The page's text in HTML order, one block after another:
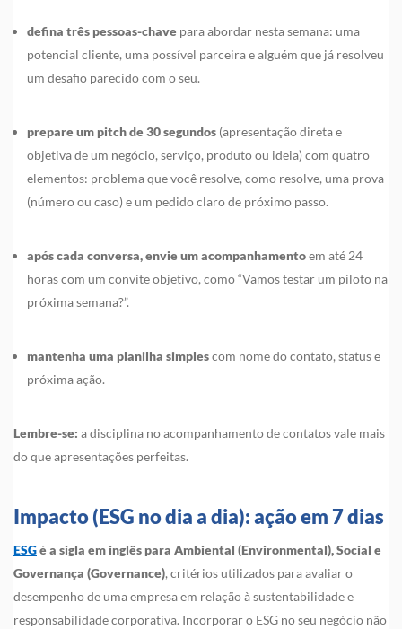
defina três pessoas-chave para abordar nesta semana: uma
potencial cliente, uma possível parceira e alguém que já resolveu
um desafio parecido com o seu.
prepare um pitch de 30 segundos (apresentação direta e
objetiva de um negócio, serviço, produto ou ideia) com quatro
elementos: problema que você resolve, como resolve, uma prova
(número ou caso) e um pedido claro de próximo passo.
após cada conversa, envie um acompanhamentoem até 24
horas com um convite objetivo, como “Vamos testar um piloto na
próxima semana?”.
mantenha uma planilha simplescom nome do contato, status e
próxima ação.
Lembre-se: a disciplina no acompanhamento de contatos vale mais
do que apresentações perfeitas.
Impacto (ESG no dia a dia): ação em 7 dias
ESGé a sigla em inglês para Ambiental (Environmental), Social e
Governança (Governance), critérios utilizados para avaliar o
desempenho de uma empresa em relação à sustentabilidade e
responsabilidade corporativa. Incorporar o ESG no seu negócio não